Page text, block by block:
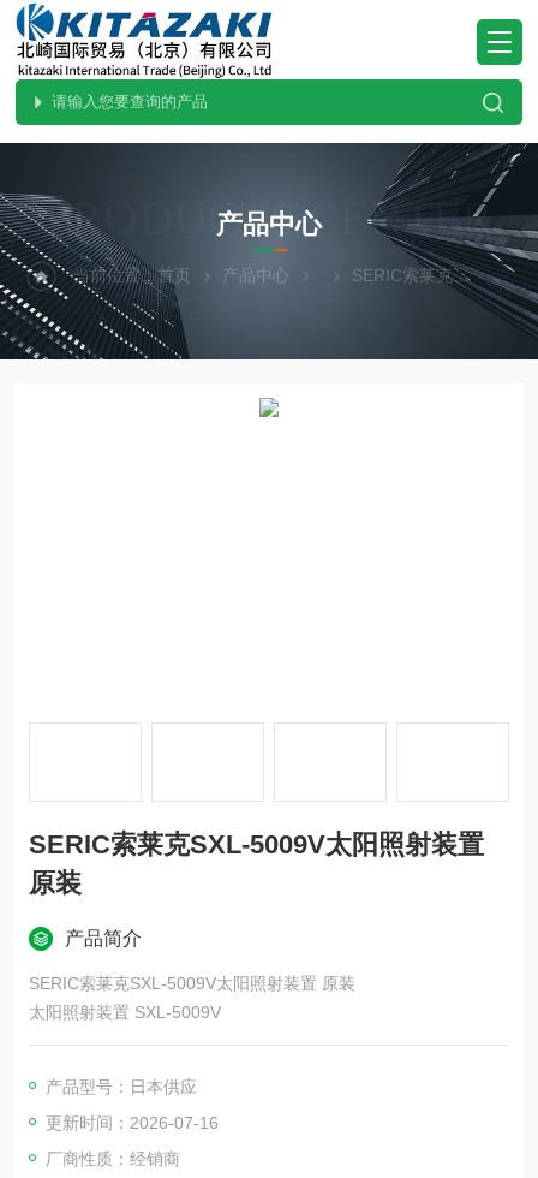
PRODUCTS CENTER
产品中心
当前位置：首页 产品中心 SERIC索莱克 日本
SERIC索莱克SXL-5009V太阳照射装置
原装
产品简介
SERIC索莱克SXL-5009V太阳照射装置 原装
太阳照射装置 SXL-5009V
产品型号：日本供应
更新时间：2026-07-16
厂商性质：经销商